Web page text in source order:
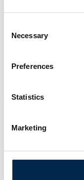
Selection
Necessary
Preferences
Statistics
Marketing
kl. 14:55